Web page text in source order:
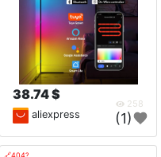
38.74 $
258
aliexpress (1)
🔗404?